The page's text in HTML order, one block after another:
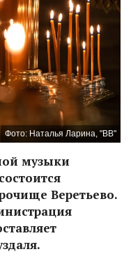
Фото: Наталья Ларина, "ВВ"
музыки
Веретьево.